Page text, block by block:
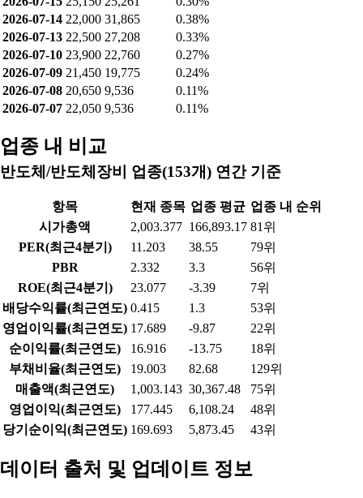
2026-07-14 22,000 31,865
0.38%
2026-07-13 22,500 27,208
0.33%
2026-07-10 23,900 22,760
0.27%
2026-07-09 21,450 19,775
0.24%
2026-07-08 20,650 9,536
0.11%
2026-07-07 22,050 9,536 0.11%
업종 내 비교
반도체/반도체장비 업종(153개) 연간 기준
항목 현재 종목 업종 평균 업종 내 순위
시가총액
2,003.377 166,893.17 81위
PER(최근4분기)
11.203 38.55
79위
PBR
2.332 3.3
56위
ROE(최근4분기)
23.077 -3.39
7위
배당수익률(최근연도) 0.415 1.3
53위
영업이익률(최근연도) 17.689 -9.87
22위
순이익률(최근연도)
16.916 -13.75
18위
부채비율(최근연도)
19.003 82.68
129위
매출액(최근연도)
1,003.143 30,367.48
75위
영업이익(최근연도)
177.445 6,108.24
48위
당기순이익(최근연도) 169.693 5,873.45 43위
데이터 출처 및 업데이트 정보